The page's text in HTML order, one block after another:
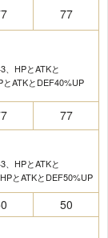
77
、HPとATKと
ATKとDEF40%UP
77
、HPとATKと
とATKとDEF50%UP
50